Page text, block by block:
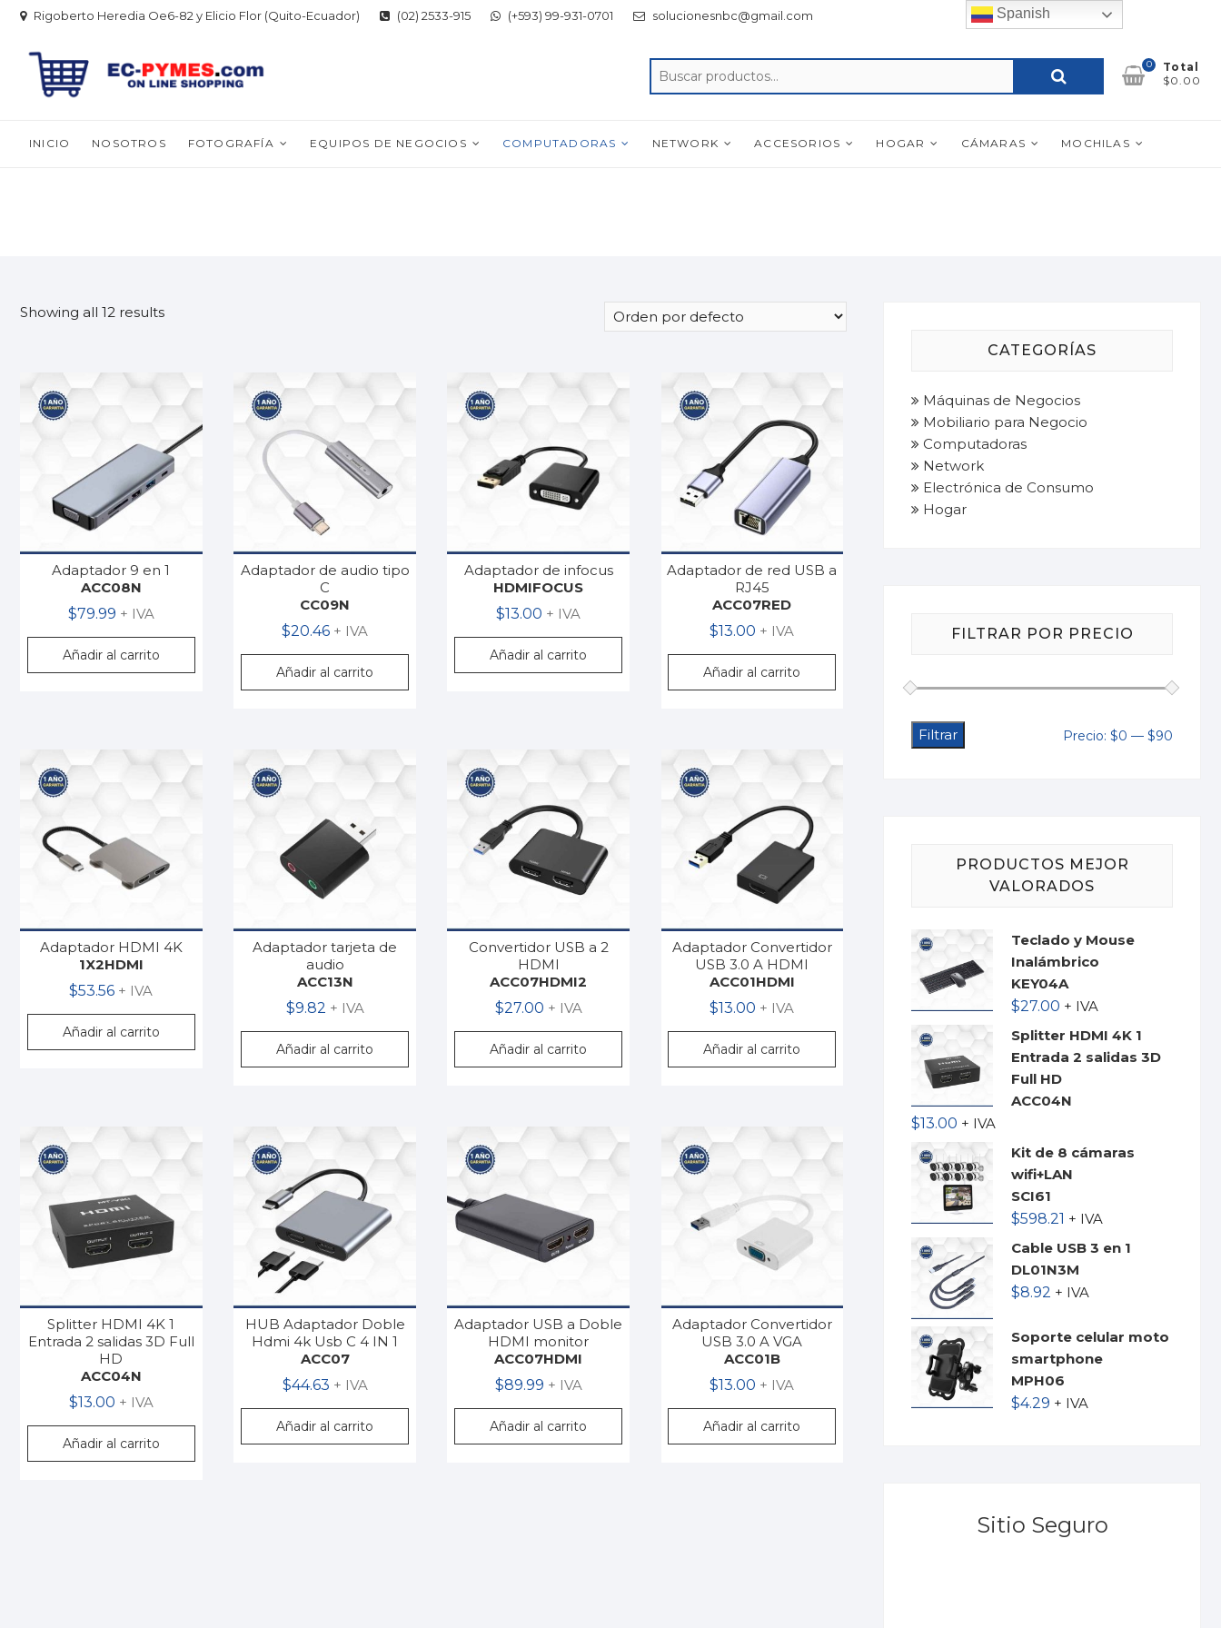
Skip
content
Rigoberto Heredia Oe6-82 y Elicio Flor (Quito-Ecuador) (02) 2533-915 (+593) 99-931-0701 solucionesnbc@gmail.com
Buscar
0
Total
$0.00
INICIO NOSOTROS FOTOGRAFÍA EQUIPOS DE NEGOCIOS COMPUTADORAS NETWORK ACCESORIOS HOGAR CÁMARAS MOCHILAS
Showing all 12 results
Adaptador 9 en 1
ACC08N
$79.99 + IVA
Añadir al carrito
Adaptador de audio tipo
C
CC09N
$20.46 + IVA
Añadir al carrito
Adaptador de infocus
HDMIFOCUS
$13.00 + IVA
Añadir al carrito
Adaptador de red USB a
RJ45
ACC07RED
$13.00 + IVA
Añadir al carrito
Adaptador HDMI 4K
1X2HDMI
$53.56 + IVA
Añadir al carrito
Adaptador tarjeta de
audio
ACC13N
$9.82 + IVA
Añadir al carrito
Convertidor USB a 2
HDMI
ACC07HDMI2
$27.00 + IVA
Añadir al carrito
Adaptador Convertidor
USB 3.0 A HDMI
ACC01HDMI
$13.00 + IVA
Añadir al carrito
Splitter HDMI 4K 1
Entrada 2 salidas 3D Full
HD
ACC04N
$13.00 + IVA
Añadir al carrito
HUB Adaptador Doble
Hdmi 4k Usb C 4 IN 1
ACC07
$44.63 + IVA
Añadir al carrito
Adaptador USB a Doble
HDMI monitor
ACC07HDMI
$89.99 + IVA
Añadir al carrito
Adaptador Convertidor
USB 3.0 A VGA
ACC01B
$13.00 + IVA
Añadir al carrito
CATEGORÍAS
Máquinas de Negocios
Mobiliario para Negocio
Computadoras
Network
Electrónica de Consumo
Hogar
FILTRAR POR PRECIO
Filtrar Precio: $0 — $90
PRODUCTOS MEJOR
VALORADOS
Teclado y Mouse
Inalámbrico
KEY04A
$27.00 + IVA
Splitter HDMI 4K 1
Entrada 2 salidas 3D
Full HD
ACC04N
$13.00 + IVA
Kit de 8 cámaras
wifi+LAN
SCI61
$598.21 + IVA
Cable USB 3 en 1
DL01N3M
$8.92 + IVA
Soporte celular moto
smartphone
MPH06
$4.29 + IVA
Sitio Seguro
Spanish